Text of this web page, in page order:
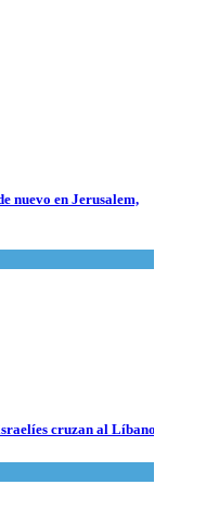
nuevo en Jerusalem,
cruzan al Líbano